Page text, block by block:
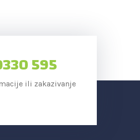
595
ili zakazivanje